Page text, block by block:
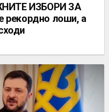
ИЗБОРИ ЗА
рекордно лоши, а